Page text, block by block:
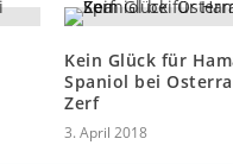
Kein Glück für
Spaniol bei
Zerf
3. April 2018